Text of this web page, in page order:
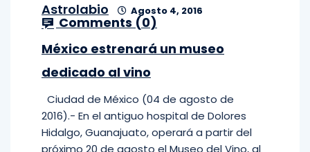
Astrolabio Agosto 4, 2016
Comments (0)
México estrenará un museo
dedicado al vino
Ciudad de México (04 de agosto de
2016).- En el antiguo hospital de Dolores
Hidalgo, Guanajuato, operará a partir del
próximo 20 de agosto el Museo del Vino, al